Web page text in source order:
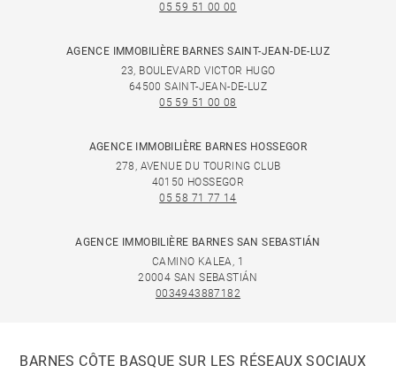
05 59 51 00 00
AGENCE IMMOBILIÈRE BARNES SAINT-JEAN-DE-LUZ
23, BOULEVARD VICTOR HUGO
64500 SAINT-JEAN-DE-LUZ
05 59 51 00 08
AGENCE IMMOBILIÈRE BARNES HOSSEGOR
278, AVENUE DU TOURING CLUB
40150 HOSSEGOR
05 58 71 77 14
AGENCE IMMOBILIÈRE BARNES SAN SEBASTIÁN
CAMINO KALEA, 1
20004 SAN SEBASTIÁN
0034943887182
BARNES CÔTE BASQUE SUR LES RÉSEAUX SOCIAUX